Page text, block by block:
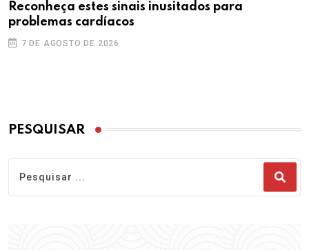
Reconheça estes sinais inusitados para
problemas cardíacos
7 DE AGOSTO DE 2026
PESQUISAR